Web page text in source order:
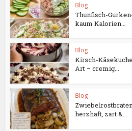
Blog
Thunfisch-
kaum Kalorien...
Blog
Kirsch-
Art – cremig...
Blog
herzhaft, zart &...